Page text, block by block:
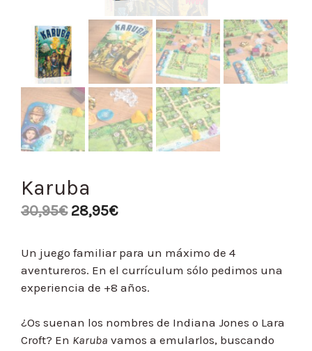
Karuba
30,95€ 28,95€
Un juego familiar para un máximo de 4
aventureros. En el currículum sólo pedimos una
experiencia de +8 años.
¿Os suenan los nombres de Indiana Jones o Lara
Croft? En Karuba vamos a emularlos, buscando